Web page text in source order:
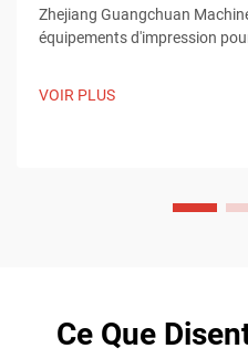
Zhejiang Guangchuan
équipements d'impression
VOIR PLUS
Ce Que